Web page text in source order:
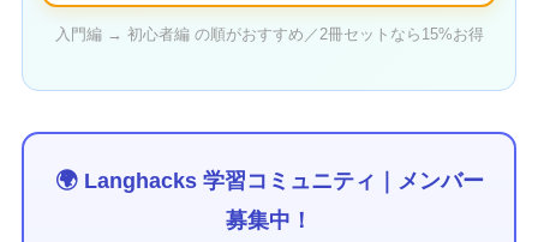
入門編 → 初心者編 の順がおすすめ／2冊セットなら15%お得
🌍 Langhacks 学習コミュニティ｜メンバー
募集中！